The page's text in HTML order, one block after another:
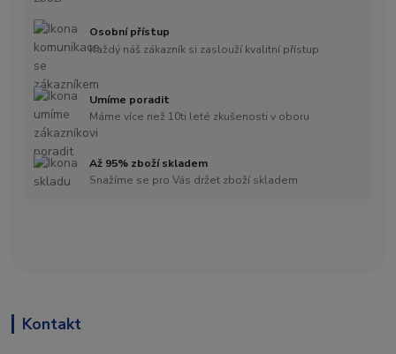
Osobní přístup
Každý náš zákazník si zaslouží kvalitní přístup
Umíme poradit
Máme více než 10ti leté zkušenosti v oboru
Až 95% zboží skladem
Snažíme se pro Vás držet zboží skladem
Kontakt